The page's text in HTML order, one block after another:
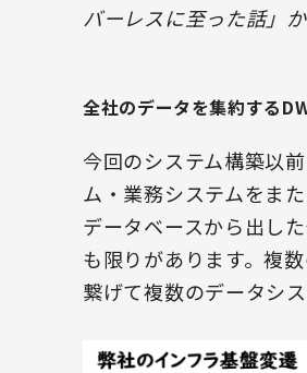
バーレスに至った話」
全社のデータを集約する
今回のシステム構築以
ム・業務システムをま
データベースから出し
も限りがあります。複
繋げて複数のデータシ